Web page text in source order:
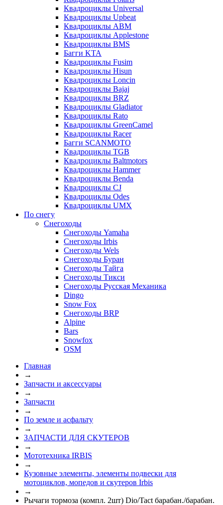
Квадроциклы Universal
Квадроциклы Upbeat
Квадроциклы ABM
Квадроциклы Applestone
Квадроциклы BMS
Багги KTA
Квадроциклы Fusim
Квадроциклы Hisun
Квадроциклы Loncin
Квадроциклы Bajaj
Квадроциклы BRZ
Квадроциклы Gladiator
Квадроциклы Rato
Квадроциклы GreenCamel
Квадроциклы Racer
Багги SCANMOTO
Квадроциклы TGB
Квадроциклы Baltmotors
Квадроциклы Hammer
Квадроциклы Benda
Квадроциклы CJ
Квадроциклы Odes
Квадроциклы UMX
По снегу
Снегоходы
Снегоходы Yamaha
Снегоходы Irbis
Снегоходы Wels
Снегоходы Буран
Снегоходы Тайга
Снегоходы Тикси
Снегоходы Русская Механика
Dingo
Snow Fox
Снегоходы BRP
Alpine
Bars
Snowfox
OSM
Главная
→
Запчасти и аксессуары
→
Запчасти
→
По земле и асфальту
→
ЗАПЧАСТИ ДЛЯ СКУТЕРОВ
→
Мототехника IRBIS
→
Кузовные элементы, элементы подвески для
мотоциклов, мопедов и скутеров Irbis
→
Рычаги тормоза (компл. 2шт) Dio/Tact барабан./барабан.